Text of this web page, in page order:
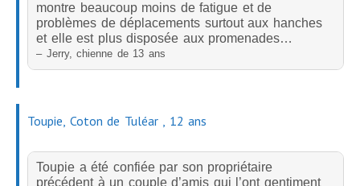
montre beaucoup moins de fatigue et de
problèmes de déplacements surtout aux hanches
et elle est plus disposée aux promenades…
– Jerry, chienne de 13 ans
Toupie, Coton de Tuléar , 12 ans
Toupie a été confiée par son propriétaire
précédent à un couple d’amis qui l’ont gentiment